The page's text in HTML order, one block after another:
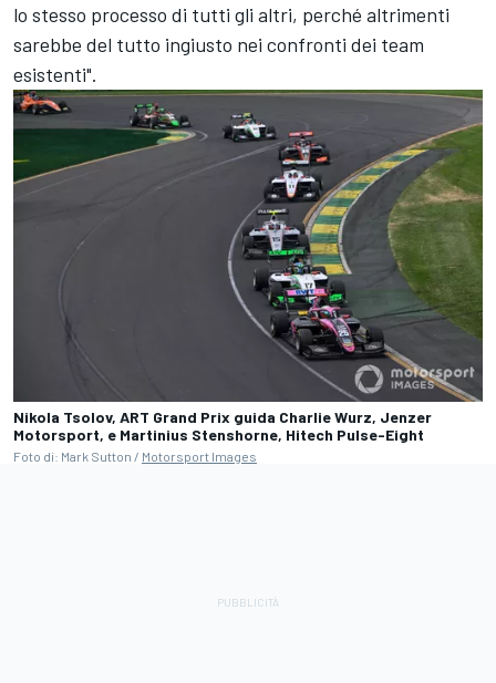
lo stesso processo di tutti gli altri, perché altrimenti
sarebbe del tutto ingiusto nei confronti dei team
esistenti".
Nikola Tsolov, ART Grand Prix guida Charlie Wurz, Jenzer
Motorsport, e Martinius Stenshorne, Hitech Pulse-Eight
Foto di: Mark Sutton / Motorsport Images